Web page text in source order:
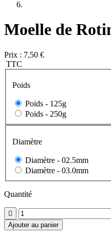
Moelle de
Prix : 7,50 €
TTC
Poids
Poids - 125g
Poids - 250g
Diamètre
Diamètre - 02.5mm
Diamètre - 03.0mm
Quantité

Ajouter au panier